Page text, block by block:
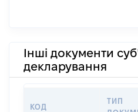
Інші документи
декларування
КОД
ТИП